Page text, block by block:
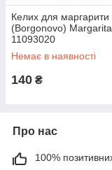
Келих для
(Borgonovo) Margarita
11093020
Немає в наявності
140 ₴
Про нас
100%